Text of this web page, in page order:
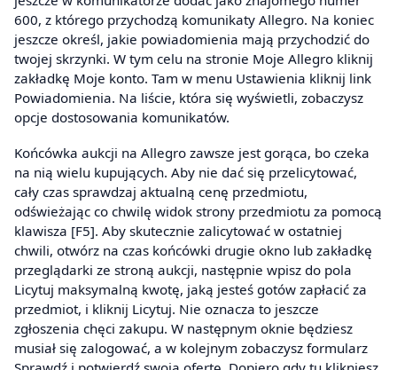
600, z którego przychodzą komunikaty Allegro. Na koniec
jeszcze określ, jakie powiadomienia mają przychodzić do
twojej skrzynki. W tym celu na stronie Moje Allegro kliknij
zakładkę Moje konto. Tam w menu Ustawienia kliknij link
Powiadomienia. Na liście, która się wyświetli, zobaczysz
opcje dostosowania komunikatów.
Końcówka aukcji na Allegro zawsze jest gorąca, bo czeka
na nią wielu kupujących. Aby nie dać się przelicytować,
cały czas sprawdzaj aktualną cenę przedmiotu,
odświeżając co chwilę widok strony przedmiotu za pomocą
klawisza [F5]. Aby skutecznie zalicytować w ostatniej
chwili, otwórz na czas końcówki drugie okno lub zakładkę
przeglądarki ze stroną aukcji, następnie wpisz do pola
Licytuj maksymalną kwotę, jaką jesteś gotów zapłacić za
przedmiot, i kliknij Licytuj. Nie oznacza to jeszcze
zgłoszenia chęci zakupu. W następnym oknie będziesz
musiał się zalogować, a w kolejnym zobaczysz formularz